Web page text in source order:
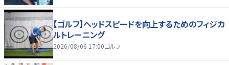
【ゴルフ】ヘッドスピードを向上するためのフィジカ
ルトレーニング
2026/08/06 17:00ゴルフ